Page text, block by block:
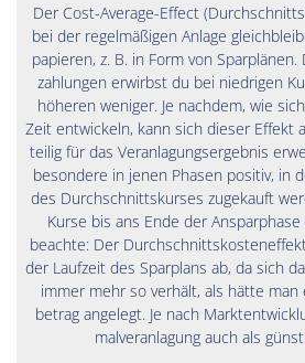
Der Cost-Average-Effect
bei der regel­mäßigen An­lage
papieren, z. B. in Form von
zahlungen erwirbst du bei niedrigen
höheren weniger. Je nachdem, wie
Zeit ent­wickeln, kann sich dieser Effekt
teilig für das Ver­anlagungs­ergebnis
beson­dere in jenen Phasen positiv, in
des Durch­schnitts­kurses zu­ge­kauft
Kurse bis ans Ende der
beachte: Der
der Lauf­zeit des Spar­plans ab, da sich
immer mehr so ver­hält, als hätte
betrag angelegt. Je nach
mal­veran­lagung auch als